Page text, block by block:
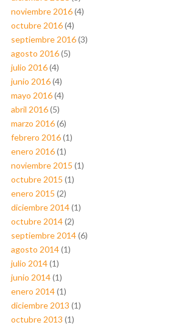
noviembre 2016(4)
octubre 2016(4)
septiembre 2016(3)
agosto 2016(5)
julio 2016(4)
junio 2016(4)
mayo 2016(4)
abril 2016(5)
marzo 2016(6)
febrero 2016(1)
enero 2016(1)
noviembre 2015 (1)
octubre 2015 (1)
enero 2015 (2)
diciembre 2014(1)
octubre 2014(2)
septiembre 2014(6)
agosto 2014(1)
julio 2014(1)
junio 2014(1)
enero 2014(1)
diciembre 2013 (1)
octubre 2013 (1)